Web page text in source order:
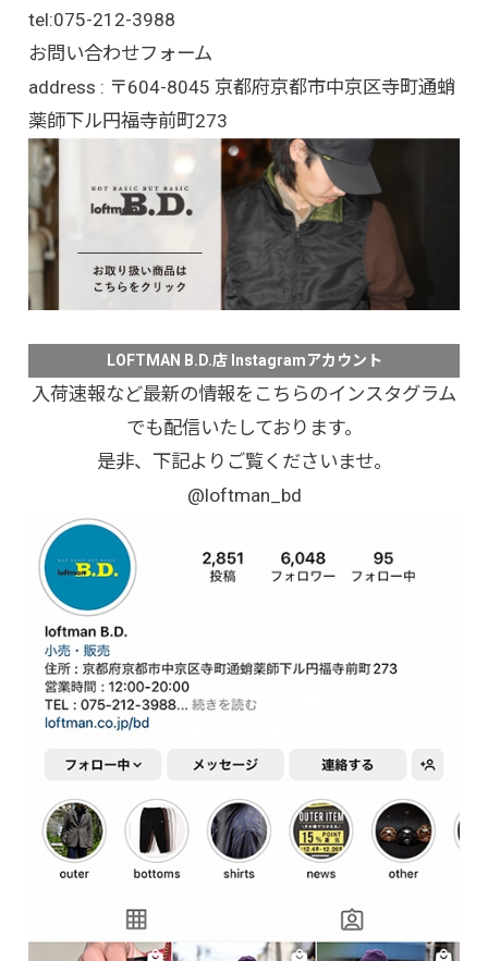
tel:075-212-3988
お問い合わせフォーム
address : 〒604-8045 京都府京都市中京区寺町通蛸
薬師下ル円福寺前町273
LOFTMAN B.D.店 Instagramアカウント
入荷速報など最新の情報をこちらのインスタグラム
でも配信いたしております。
是非、下記よりご覧くださいませ。
@loftman_bd